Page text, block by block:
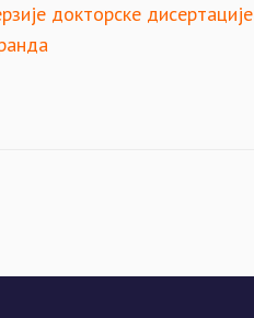
докторске дисертације